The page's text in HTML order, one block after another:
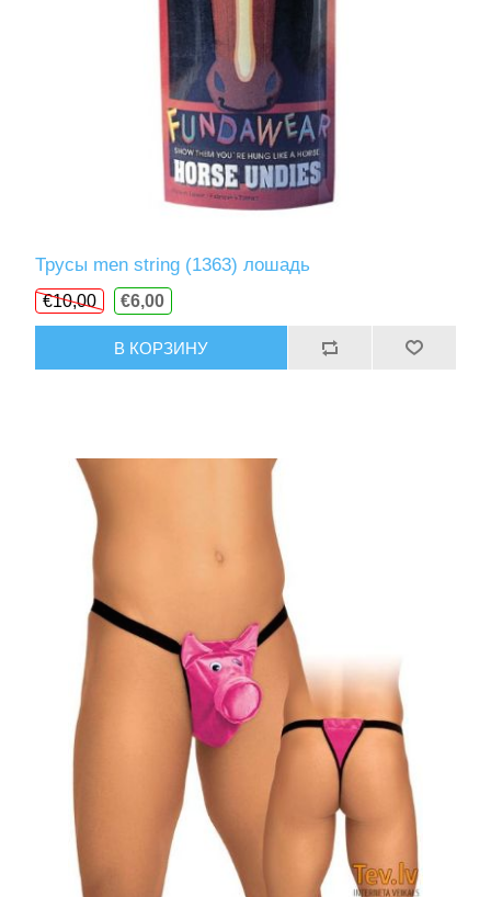
Трусы men string (1363) лошадь
€10,00 €6,00
В КОРЗИНУ